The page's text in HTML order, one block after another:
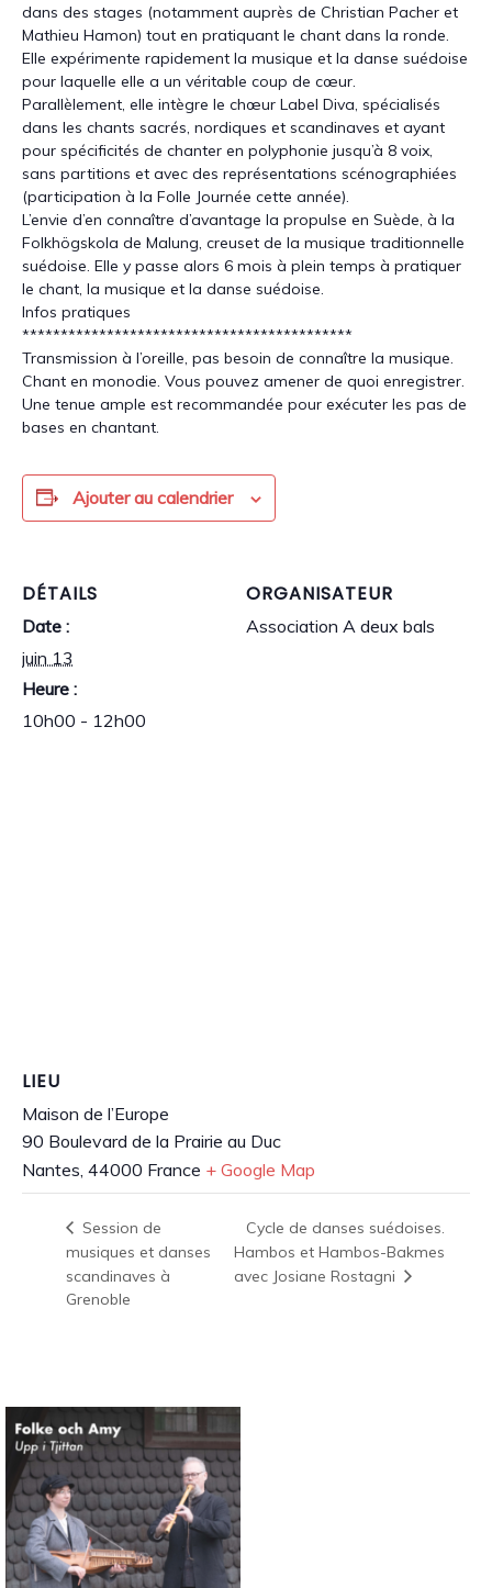
dans des stages (notamment auprès de Christian Pacher et
Mathieu Hamon) tout en pratiquant le chant dans la ronde.
Elle expérimente rapidement la musique et la danse suédoise
pour laquelle elle a un véritable coup de cœur.
Parallèlement, elle intègre le chœur Label Diva, spécialisés
dans les chants sacrés, nordiques et scandinaves et ayant
pour spécificités de chanter en polyphonie jusqu’à 8 voix,
sans partitions et avec des représentations scénographiées
(participation à la Folle Journée cette année).
L’envie d’en connaître d’avantage la propulse en Suède, à la
Folkhögskola de Malung, creuset de la musique traditionnelle
suédoise. Elle y passe alors 6 mois à plein temps à pratiquer
le chant, la musique et la danse suédoise.
Infos pratiques
*******************************************
Transmission à l’oreille, pas besoin de connaître la musique.
Chant en monodie. Vous pouvez amener de quoi enregistrer.
Une tenue ample est recommandée pour exécuter les pas de
bases en chantant.
Ajouter au calendrier
DÉTAILS
Date :
juin 13
Heure :
10h00 - 12h00
ORGANISATEUR
Association A deux bals
LIEU
Maison de l’Europe
90 Boulevard de la Prairie au Duc
Nantes 44000 France + Google Map
Session de
musiques et danses
scandinaves à
Grenoble
Cycle de danses suédoises.
Hambos et Hambos-Bakmes
avec Josiane Rostagni